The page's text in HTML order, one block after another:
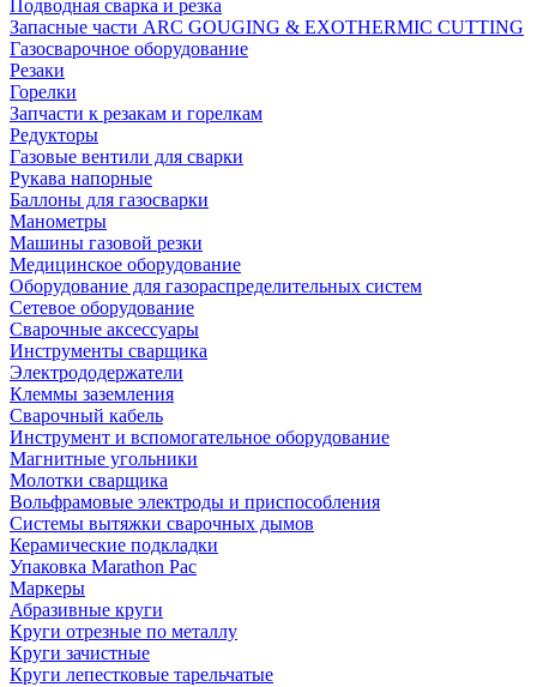
Подводная сварка и резка
Запасные части ARC GOUGING & EXOTHERMIC CUTTING
Газосварочное оборудование
Резаки
Горелки
Запчасти к резакам и горелкам
Редукторы
Газовые вентили для сварки
Рукава напорные
Баллоны для газосварки
Манометры
Машины газовой резки
Медицинское оборудование
Оборудование для газораспределительных систем
Сетевое оборудование
Сварочные аксессуары
Инструменты сварщика
Электрододержатели
Клеммы заземления
Сварочный кабель
Инструмент и вспомогательное оборудование
Магнитные угольники
Молотки сварщика
Вольфрамовые электроды и приспособления
Системы вытяжки сварочных дымов
Керамические подкладки
Упаковка Marathon Pac
Маркеры
Абразивные круги
Круги отрезные по металлу
Круги зачистные
Круги лепестковые тарельчатые